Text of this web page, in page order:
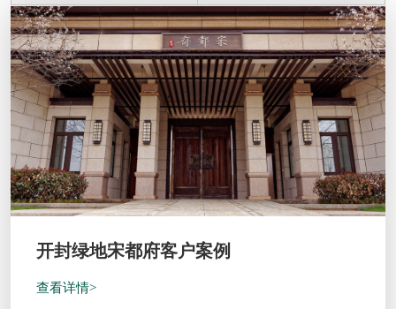
建业春天里客户案例
查看详情>